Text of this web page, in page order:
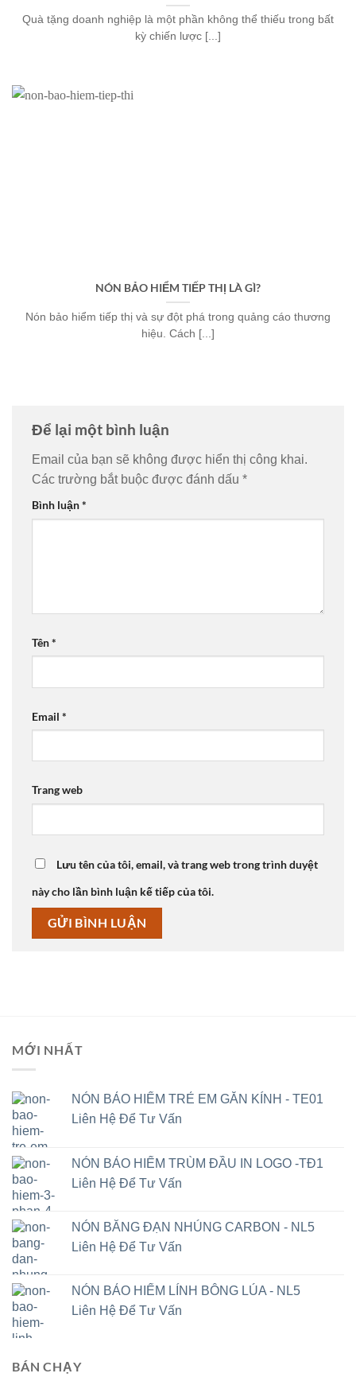
Quà tặng doanh nghiệp là một phần không thể thiếu trong bất
kỳ chiến lược [...]
NÓN BẢO HIỂM TIẾP THỊ LÀ GÌ?
Nón bảo hiểm tiếp thị và sự đột phá trong quảng cáo thương
hiệu. Cách [...]
Để lại một bình luận
Email của bạn sẽ không được hiển thị công khai.
Các trường bắt buộc được đánh dấu *
Bình luận*
Tên*
Email *
Trang web
Lưu tên của tôi, email, và trang web trong trình duyệt
này cho lần bình luận kế tiếp của tôi.
MỚI NHẤT
NÓN BẢO HIỂM TRẺ EM GẮN KÍNH - TE01
Liên Hệ Để Tư Vấn
NÓN BẢO HIỂM TRÙM ĐẦU IN LOGO -TĐ1
Liên Hệ Để Tư Vấn
NÓN BĂNG ĐẠN NHÚNG CARBON - NL5
Liên Hệ Để Tư Vấn
NÓN BẢO HIỂM LÍNH BÔNG LÚA - NL5
Liên Hệ Để Tư Vấn
BÁN CHẠY